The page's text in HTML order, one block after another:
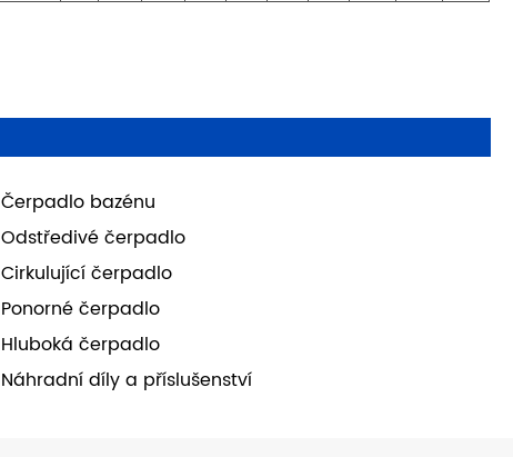
Čerpadlo bazénu
Odstředivé čerpadlo
Cirkulující čerpadlo
Ponorné čerpadlo
Hluboká čerpadlo
Náhradní díly a příslušenství